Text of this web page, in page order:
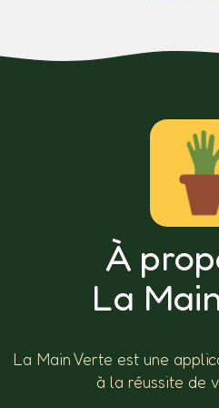
À
La
La Main Verte est une
à la réussite de